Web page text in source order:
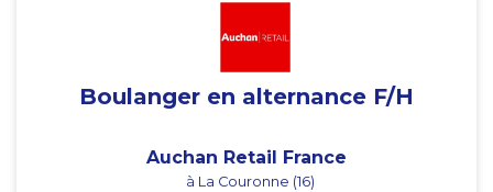
Boulanger en alternance F/H
Auchan Retail France
à La Couronne (16)